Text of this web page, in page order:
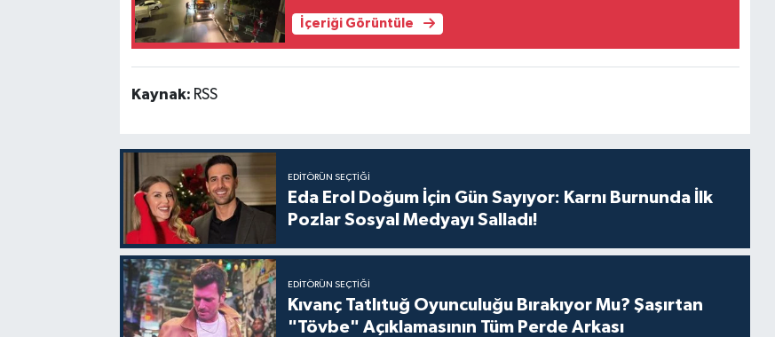
İçeriği Görüntüle
Kaynak: RSS
EDITÖRÜN SEÇTIĞI
Eda Erol Doğum İçin Gün Sayıyor: Karnı Burnunda İlk
Pozlar Sosyal Medyayı Salladı!
EDITÖRÜN SEÇTIĞI
Kıvanç Tatlıtuğ Oyunculuğu Bırakıyor Mu? Şaşırtan
"Tövbe" Açıklamasının Tüm Perde Arkası